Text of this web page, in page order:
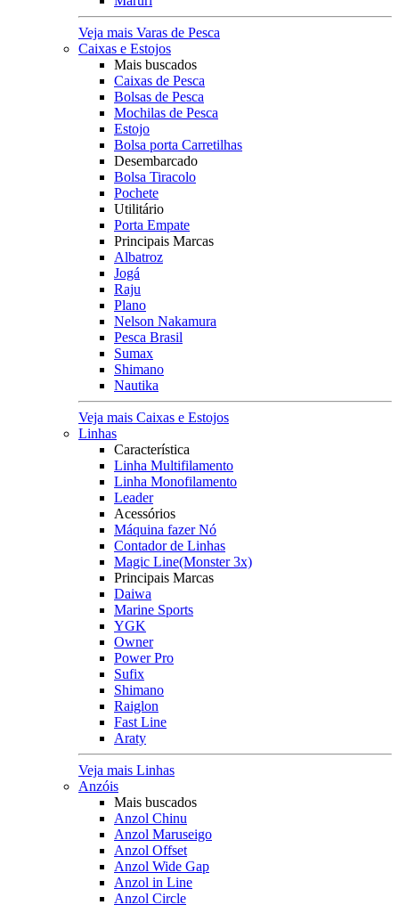
Veja mais Varas de Pesca
Caixas e Estojos
Mais buscados
Caixas de Pesca
Bolsas de Pesca
Mochilas de Pesca
Estojo
Bolsa porta Carretilhas
Desembarcado
Bolsa Tiracolo
Pochete
Utilitário
Porta Empate
Principais Marcas
Albatroz
Jogá
Raju
Plano
Nelson Nakamura
Pesca Brasil
Sumax
Shimano
Nautika
Veja mais Caixas e Estojos
Linhas
Característica
Linha Multifilamento
Linha Monofilamento
Leader
Acessórios
Máquina fazer Nó
Contador de Linhas
Magic Line(Monster 3x)
Principais Marcas
Daiwa
Marine Sports
YGK
Owner
Power Pro
Sufix
Shimano
Raiglon
Fast Line
Araty
Veja mais Linhas
Anzóis
Mais buscados
Anzol Chinu
Anzol Maruseigo
Anzol Offset
Anzol Wide Gap
Anzol in Line
Anzol Circle